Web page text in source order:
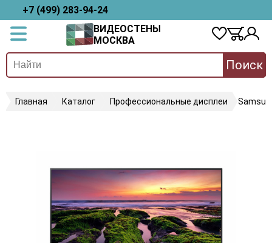
+7 (499) 283-94-24
ВИДЕОСТЕНЫ
МОСКВА
Поиск
Главная Каталог Профессиональные дисплеи